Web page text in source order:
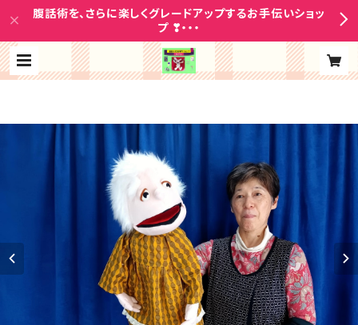
腹話術を、さらに楽しくグレードアップするお手伝いショッ
プ ❣・・・